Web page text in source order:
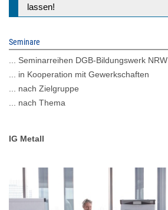
lassen!
Seminare
... Seminarreihen DGB-Bildungswerk NRW
... in Kooperation mit Gewerkschaften
... nach Zielgruppe
... nach Thema
IG Metall